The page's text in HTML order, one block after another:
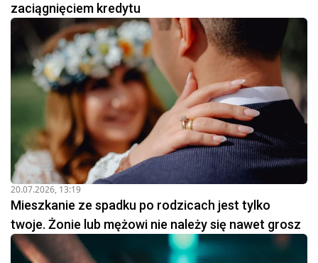
zaciągnięciem kredytu
20.07.2026, 13:19
Mieszkanie ze spadku po rodzicach jest tylko
twoje. Żonie lub mężowi nie należy się nawet grosz